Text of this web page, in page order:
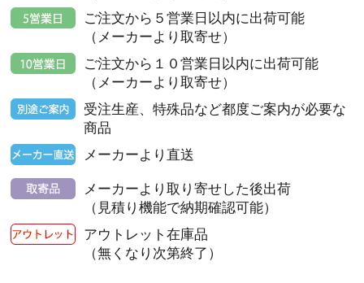
ご注文から５営業日以内に出荷可能
（メーカーより取寄せ）
ご注文から１０営業日以内に出荷可能
（メーカーより取寄せ）
受注生産、特殊品など都度ご案内が必要な
商品
メーカーより直送
メーカーより取り寄せした後出荷
（見積り機能で納期確認可能）
アウトレット在庫品
（無くなり次第終了）